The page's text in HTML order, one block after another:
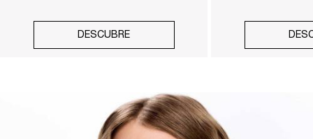
DESCUBRE
pdp-section-full-two-columns-image_layout-ABSOLUE-MD